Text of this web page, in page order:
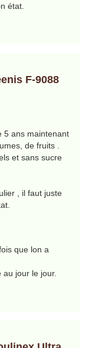
état.
F-9088
5 ans maintenant
de fruits .
et sans sucre
, il faut juste
que lon a
jour le jour.